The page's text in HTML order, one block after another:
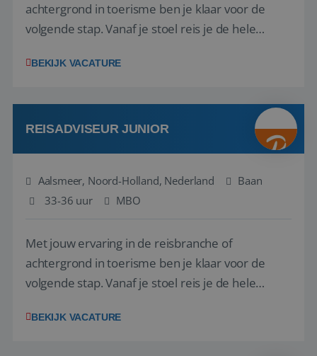
achtergrond in toerisme ben je klaar voor de
volgende stap. Vanaf je stoel reis je de hele
wensen van je team, je klant en wat er in de
klanten te overtuigen om die droomreis te
boeken! ...
BEKIJK VACATURE
REISADVISEUR JUNIOR
Aalsmeer, Noord-Holland, Nederland
Baan
33-36 uur
MBO
Met jouw ervaring in de reisbranche of
achtergrond in toerisme ben je klaar voor de
volgende stap. Vanaf je stoel reis je de hele
wensen van je team, je klant en wat er in de
BEKIJK VACATURE